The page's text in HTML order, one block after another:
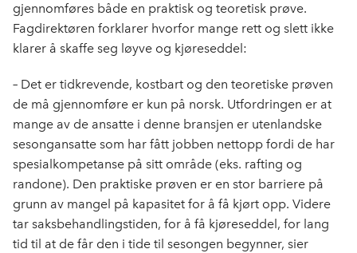
gjennomføres både en praktisk og teoretisk prøve.
Fagdirektøren forklarer hvorfor mange rett og slett ikke
klarer å skaffe seg løyve og kjøreseddel:
– Det er tidkrevende, kostbart og den teoretiske prøven
de må gjennomføre er kun på norsk. Utfordringen er at
mange av de ansatte i denne bransjen er utenlandske
sesongansatte som har fått jobben nettopp fordi de har
spesialkompetanse på sitt område (eks. rafting og
randone). Den praktiske prøven er en stor barriere på
grunn av mangel på kapasitet for å få kjørt opp. Videre
tar saksbehandlingstiden, for å få kjøreseddel, for lang
tid til at de får den i tide til sesongen begynner, sier